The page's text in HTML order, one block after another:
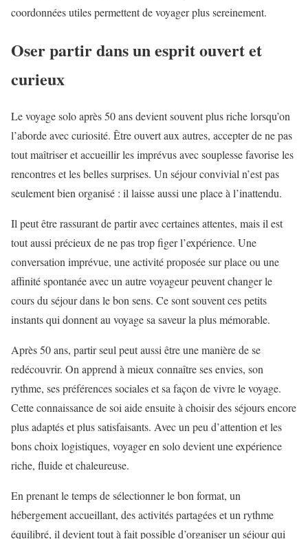
coordonnées utiles permettent de voyager plus sereinement.
Oser partir dans un esprit ouvert et
curieux
Le voyage solo après 50 ans devient souvent plus riche lorsqu’on
l’aborde avec curiosité. Être ouvert aux autres, accepter de ne pas
tout maîtriser et accueillir les imprévus avec souplesse favorise les
rencontres et les belles surprises. Un séjour convivial n’est pas
seulement bien organisé : il laisse aussi une place à l’inattendu.
Il peut être rassurant de partir avec certaines attentes, mais il est
tout aussi précieux de ne pas trop figer l’expérience. Une
conversation imprévue, une activité proposée sur place ou une
affinité spontanée avec un autre voyageur peuvent changer le
cours du séjour dans le bon sens. Ce sont souvent ces petits
instants qui donnent au voyage sa saveur la plus mémorable.
Après 50 ans, partir seul peut aussi être une manière de se
redécouvrir. On apprend à mieux connaître ses envies, son
rythme, ses préférences sociales et sa façon de vivre le voyage.
Cette connaissance de soi aide ensuite à choisir des séjours encore
plus adaptés et plus satisfaisants. Avec un peu d’attention et les
bons choix logistiques, voyager en solo devient une expérience
riche, fluide et chaleureuse.
En prenant le temps de sélectionner le bon format, un
hébergement accueillant, des activités partagées et un rythme
équilibré, il devient tout à fait possible d’organiser un séjour qui